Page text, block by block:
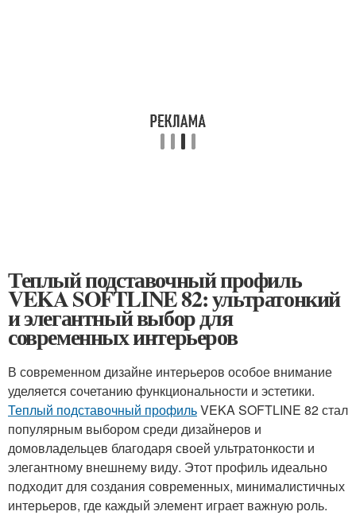
Теплый подставочный профиль
VEKA SOFTLINE 82: ультратонкий
и элегантный выбор для
современных интерьеров
В современном дизайне интерьеров особое внимание
уделяется сочетанию функциональности и эстетики.
Теплый подставочный профильVEKA SOFTLINE 82 стал
популярным выбором среди дизайнеров и
домовладельцев благодаря своей ультратонкости и
элегантному внешнему виду. Этот профиль идеально
подходит для создания современных, минималистичных
интерьеров, где каждый элемент играет важную роль.